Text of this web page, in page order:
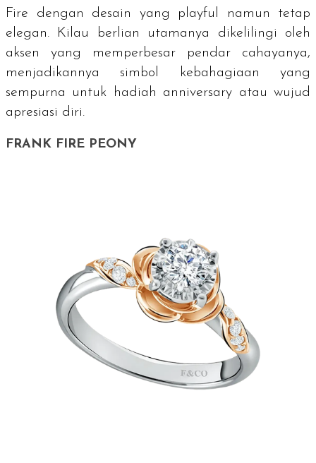
Fire dengan desain yang playful
namun tetap
elegan. Kilau berlian utamanya dikelilingi oleh
aksen yang memperbesar pendar cahayanya,
menjadikannya simbol kebahagiaan yang
sempurna untuk hadiah anniversary atau wujud
apresiasi diri.
FRANK FIRE PEONY